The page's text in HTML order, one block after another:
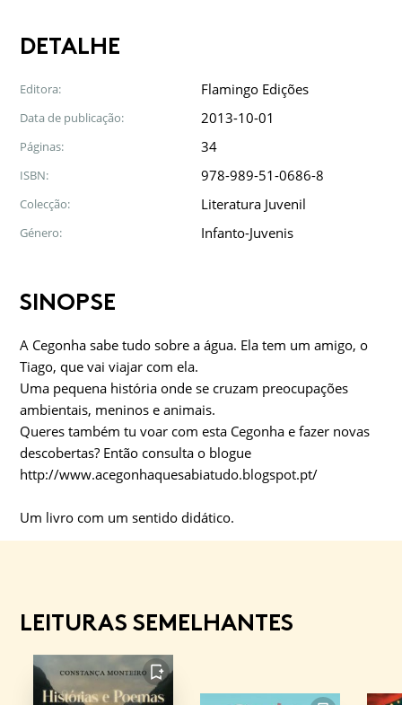
DETALHE
Editora: Flamingo Edições
Data de publicação: 2013-10-01
Páginas: 34
ISBN: 978-989-51-0686-8
Colecção: Literatura Juvenil
Género: Infanto-Juvenis
SINOPSE
A Cegonha sabe tudo sobre a água. Ela tem um amigo, o
Tiago, que vai viajar com ela.
Uma pequena história onde se cruzam preocupações
ambientais, meninos e animais.
Queres também tu voar com esta Cegonha e fazer novas
descobertas? Então consulta o blogue
http://www.acegonhaquesabiatudo.blogspot.pt/
Um livro com um sentido didático.
LEITURAS SEMELHANTES
FAVORITO